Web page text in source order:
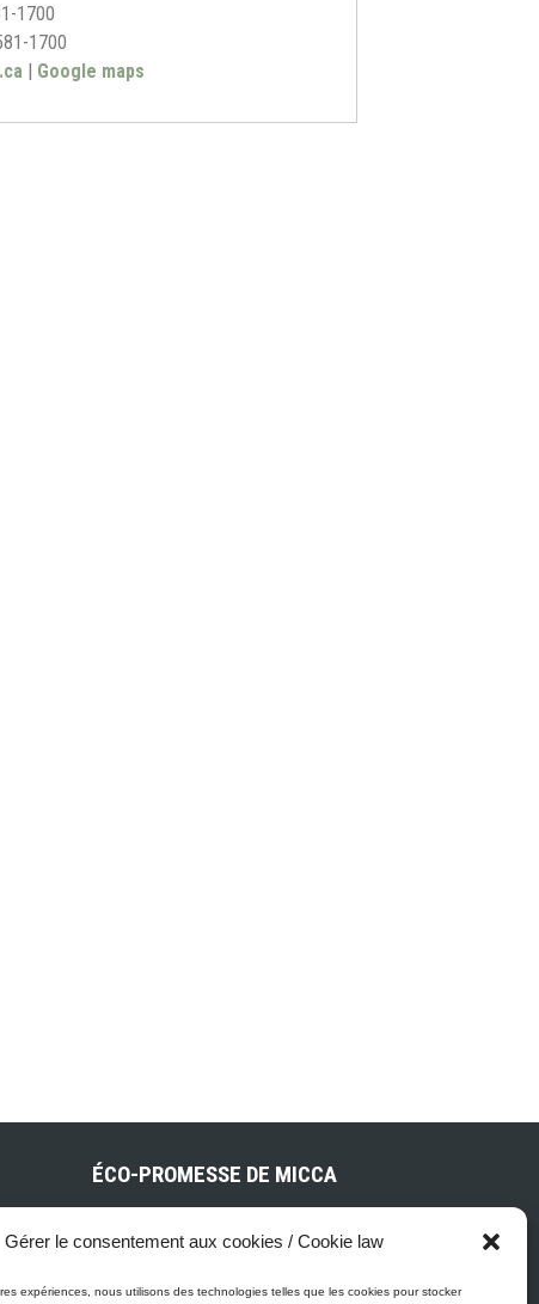
Gérer le consentement aux cookies / Cookie law
expériences, nous utilisons des technologies telles que les cookies pour stocker
1700
1700
| Google maps
ÉCO-PROMESSE DE MICCA
Peinture Micca se conforme, voire